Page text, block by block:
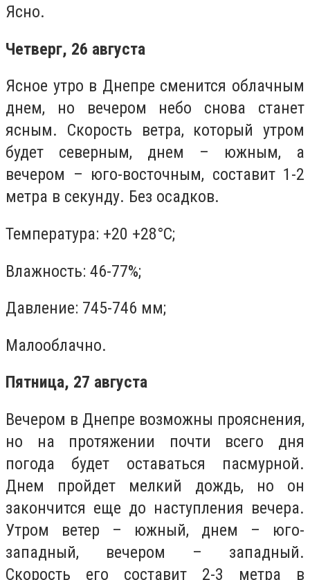
Ясно.
Четверг, 26 августа
Ясное утро в Днепре сменится облачным
днем, но вечером небо снова станет
ясным. Скорость ветра, который утром
будет северным, днем – южным, а
вечером – юго-восточным, составит 1-2
метра в секунду. Без осадков.
Температура: +20 +28°C;
Влажность: 46-77%;
Давление: 745-746 мм;
Малооблачно.
Пятница, 27 августа
Вечером в Днепре возможны прояснения,
но на протяжении почти всего дня
погода будет оставаться пасмурной.
Днем пройдет мелкий дождь, но он
закончится еще до наступления вечера.
Утром ветер – южный, днем – юго-
западный, вечером – западный.
Скорость его составит 2-3 метра в